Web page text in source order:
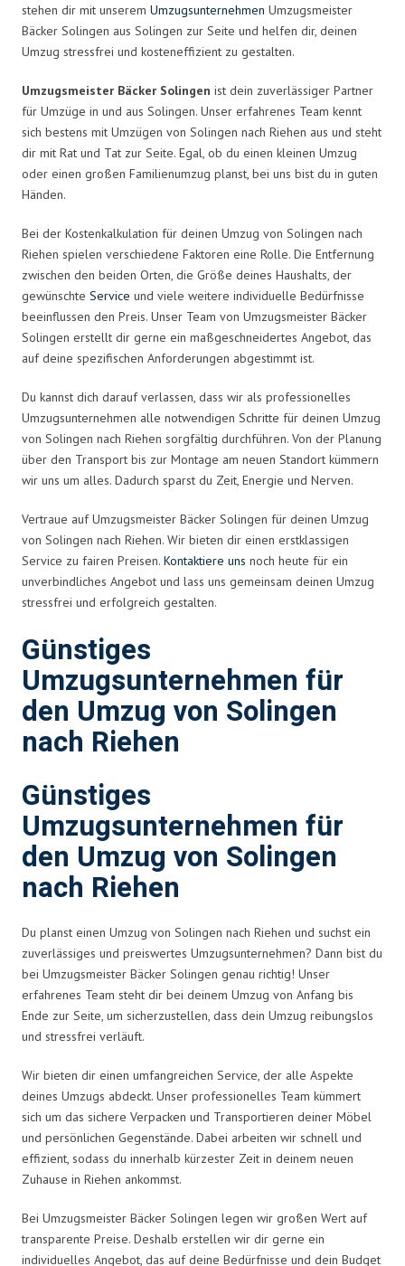
stehen dir mit unserem Umzugsunternehmen Umzugsmeister
Bäcker Solingen aus Solingen zur Seite und helfen dir, deinen
Umzug stressfrei und kosteneffizient zu gestalten.
Umzugsmeister Bäcker Solingen ist dein zuverlässiger Partner
für Umzüge in und aus Solingen. Unser erfahrenes Team kennt
sich bestens mit Umzügen von Solingen nach Riehen aus und steht
dir mit Rat und Tat zur Seite. Egal, ob du einen kleinen Umzug
oder einen großen Familienumzug planst, bei uns bist du in guten
Händen.
Bei der Kostenkalkulation für deinen Umzug von Solingen nach
Riehen spielen verschiedene Faktoren eine Rolle. Die Entfernung
zwischen den beiden Orten, die Größe deines Haushalts, der
gewünschte Service und viele weitere individuelle Bedürfnisse
beeinflussen den Preis. Unser Team von Umzugsmeister Bäcker
Solingen erstellt dir gerne ein maßgeschneidertes Angebot, das
auf deine spezifischen Anforderungen abgestimmt ist.
Du kannst dich darauf verlassen, dass wir als professionelles
Umzugsunternehmen alle notwendigen Schritte für deinen Umzug
von Solingen nach Riehen sorgfältig durchführen. Von der Planung
über den Transport bis zur Montage am neuen Standort kümmern
wir uns um alles. Dadurch sparst du Zeit, Energie und Nerven.
Vertraue auf Umzugsmeister Bäcker Solingen für deinen Umzug
von Solingen nach Riehen. Wir bieten dir einen erstklassigen
Service zu fairen Preisen. Kontaktiere uns noch heute für ein
unverbindliches Angebot und lass uns gemeinsam deinen Umzug
stressfrei und erfolgreich gestalten.
Günstiges
Umzugsunternehmen für
den Umzug von Solingen
nach Riehen
Günstiges
Umzugsunternehmen für
den Umzug von Solingen
nach Riehen
Du planst einen Umzug von Solingen nach Riehen und suchst ein
zuverlässiges und preiswertes Umzugsunternehmen? Dann bist du
bei Umzugsmeister Bäcker Solingen genau richtig! Unser
erfahrenes Team steht dir bei deinem Umzug von Anfang bis
Ende zur Seite, um sicherzustellen, dass dein Umzug reibungslos
und stressfrei verläuft.
Wir bieten dir einen umfangreichen Service, der alle Aspekte
deines Umzugs abdeckt. Unser professionelles Team kümmert
sich um das sichere Verpacken und Transportieren deiner Möbel
und persönlichen Gegenstände. Dabei arbeiten wir schnell und
effizient, sodass du innerhalb kürzester Zeit in deinem neuen
Zuhause in Riehen ankommst.
Bei Umzugsmeister Bäcker Solingen legen wir großen Wert auf
transparente Preise. Deshalb erstellen wir dir gerne ein
individuelles Angebot, das auf deine Bedürfnisse und dein Budget